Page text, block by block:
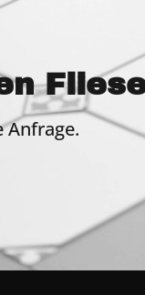
Anfrage.